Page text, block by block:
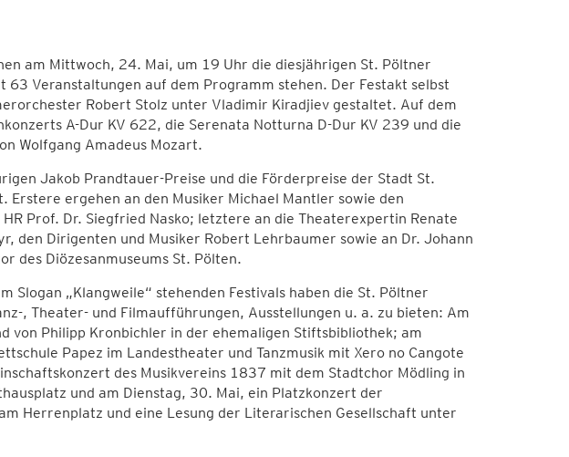
am Mittwoch, 24. Mai, um 19 Uhr die diesjährigen St. Pöltner
63 Veranstaltungen auf dem Programm stehen. Der Festakt selbst
Robert Stolz unter Vladimir Kiradjiev gestaltet. Auf dem
A-Dur KV 622, die Serenata Notturna D-Dur KV 239 und die
Wolfgang Amadeus Mozart.
Jakob Prandtauer-Preise und die Förderpreise der Stadt St.
Erstere ergehen an den Musiker Michael Mantler sowie den
Prof. Dr. Siegfried Nasko; letztere an die Theaterexpertin Renate
den Dirigenten und Musiker Robert Lehrbaumer sowie an Dr. Johann
des Diözesanmuseums St. Pölten.
Slogan „Klangweile“ stehenden Festivals haben die St. Pöltner
, Theater- und Filmaufführungen, Ausstellungen u. a. zu bieten: Am
von Philipp Kronbichler in der ehemaligen Stiftsbibliothek; am
Papez im Landestheater und Tanzmusik mit Xero no Cangote
des Musikvereins 1837 mit dem Stadtchor Mödling in
und am Dienstag, 30. Mai, ein Platzkonzert der
Herrenplatz und eine Lesung der Literarischen Gesellschaft unter